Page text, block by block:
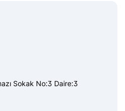
Sokak No:3 Daire:3